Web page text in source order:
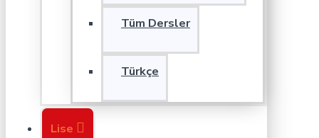
Tüm Dersler
Türkçe
Lise